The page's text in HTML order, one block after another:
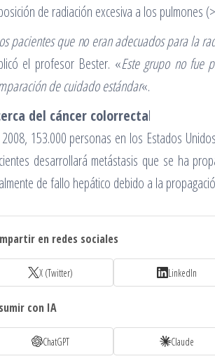
de radiación excesiva a los pulmones
pacientes que no eran adecuados para la
el profesor Bester. «Este grupo no fue
de cuidado estándar«.
del cáncer colorrectal
2008, 153.000 personas en los Estados
desarrollará metástasis que se ha
de fallo hepático debido a la
en redes sociales
X (Twitter) LinkedIn
con IA
ChatGPT Claude